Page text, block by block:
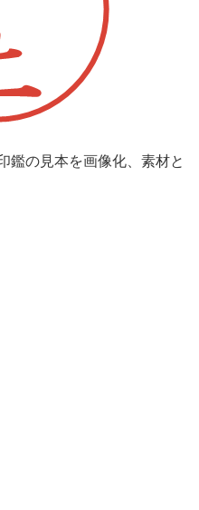
鑑の見本を画像化、素材と